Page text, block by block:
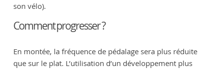
son vélo).
Comment progresser ?
En montée, la fréquence de pédalage sera plus réduite
que sur le plat. L’utilisation d’un développement plus